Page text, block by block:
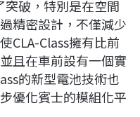
突破，特別是在空間
精密設計，不僅減少
CLA-Class擁有比前
且在車前設有一個實
的新型電池技術也
優化賓士的模組化平